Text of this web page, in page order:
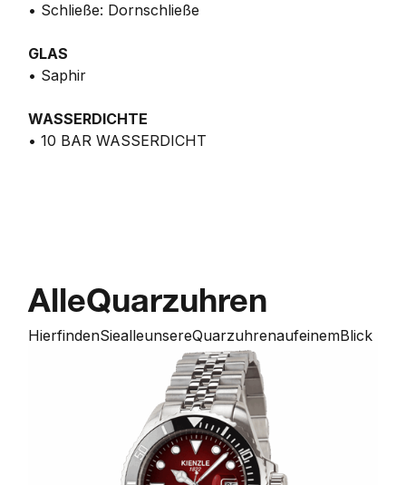
• Schließe: Dornschließe
GLAS
• Saphir
WASSERDICHTE
• 10 BAR WASSERDICHT
AlleQuarzuhren
HierfindenSiealleunsereQuarzuhrenaufeinemBlick